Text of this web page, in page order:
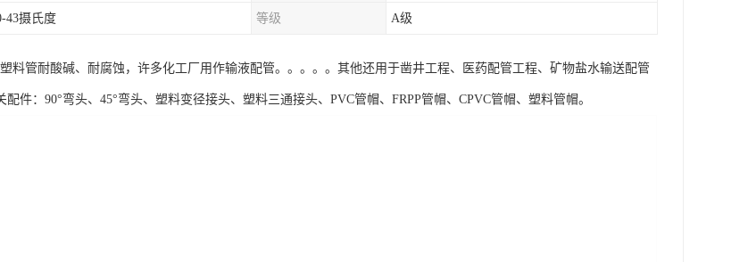
43摄氏度 等级 A级
料管耐酸碱、耐腐蚀，许多化工厂用作输液配管。。。。。其他还用于凿井工程、医药配管工程、矿物盐水输送配管
件：90°弯头、45°弯头、塑料变径接头、塑料三通接头、PVC管帽、FRPP管帽、CPVC管帽、塑料管帽。